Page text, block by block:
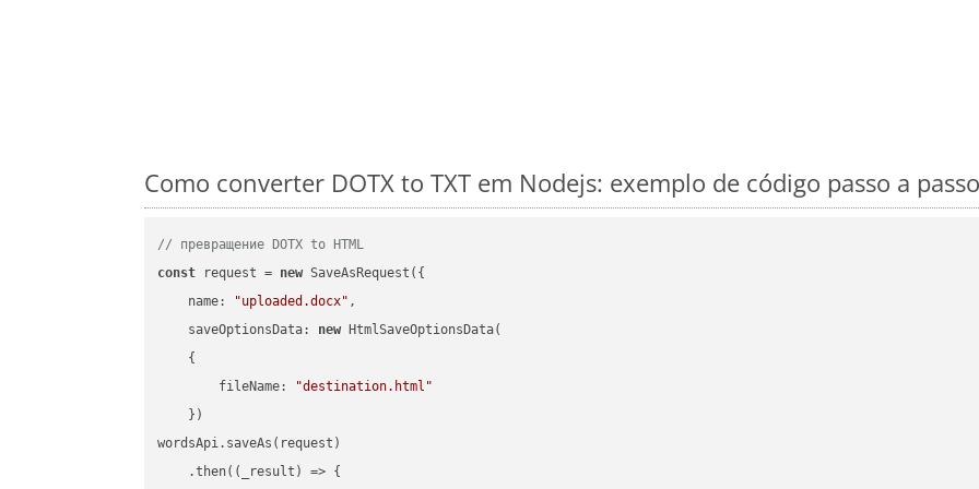
Como converter DOTX to TXT em Nodejs: exemplo de código passo a passo
// превращение DOTX to HTML
const request = new SaveAsRequest({
name: "uploaded.docx" ,
saveOptionsData: new HtmlSaveOptionsData(
    {
fileName:
"destination.html"
    })
wordsApi.saveAs(request)
    .then(
( _result ) => {